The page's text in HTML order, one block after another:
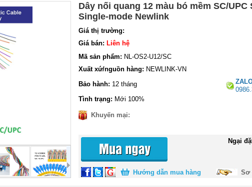
Dây nối quang 12 màu bó mềm SC/UPC
Single-mode Newlink
Giá thị trường:
Giá bán: Liên hệ
Mã sản phẩm: NL-OS2-U12/SC
Xuất xứ/nguồn hàng: NEWLINK-VN
Bảo hành: 12 tháng
Tình trạng: Mới 100%
Khuyến mại:
Ngại
Hướng dẫn mua hàng
Sơ